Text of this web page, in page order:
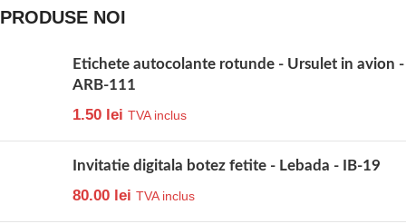
PRODUSE NOI
Etichete autocolante rotunde - Ursulet in avion -
ARB-111
1.50 lei TVA inclus
Invitatie digitala botez fetite - Lebada - IB-19
80.00 lei TVA inclus